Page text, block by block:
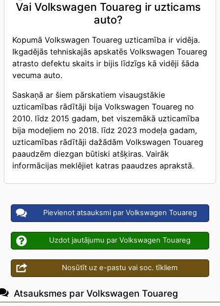
Vai Volkswagen Touareg ir uzticams
auto?
Kopumā Volkswagen Touareg uzticamība ir vidēja.
Ikgadējās tehniskajās apskatēs Volkswagen Touareg
atrasto defektu skaits ir bijis līdzīgs kā vidēji šāda
vecuma auto.
Saskaņā ar šiem pārskatiem visaugstākie
uzticamības rādītāji bija Volkswagen Touareg no
2010. līdz 2015 gadam, bet viszemākā uzticamība
bija modeļiem no 2018. līdz 2023 modeļa gadam,
uzticamības rādītāji dažādām Volkswagen Touareg
paaudzēm diezgan būtiski atšķiras. Vairāk
informācijas meklējiet katras paaudzes aprakstā.
Pievienot atsauksmi par Volkswagen Touareg
Uzdot jautājumu par Volkswagen Touareg
Nosūtīt uz e-pastu vai soc. tīkliem
Atsauksmes par Volkswagen Touareg